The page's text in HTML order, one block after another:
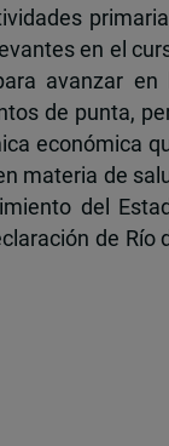
en el
avanzar en
de punta,
económica
materia de
del
de Río